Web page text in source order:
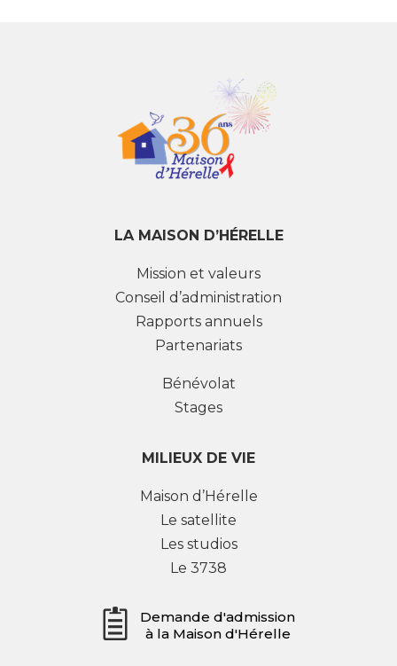
LA MAISON D’HÉRELLE
Mission et valeurs
Conseil d’administration
Rapports annuels
Partenariats
Bénévolat
Stages
MILIEUX DE VIE
Maison d’Hérelle
Le satellite
Les studios
Le 3738
Demande d'admission
à la Maison d'Hérelle